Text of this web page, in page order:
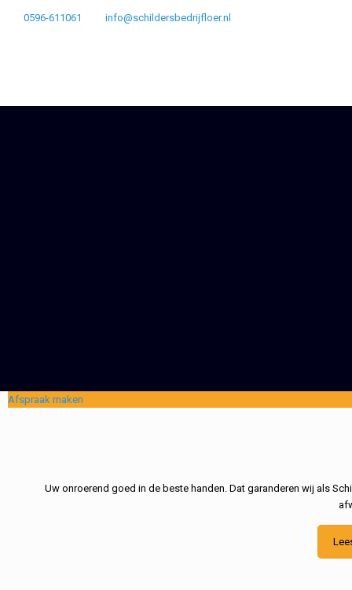
0596-611061 info@schildersbedrijfloer.nl
Afspraak maken
Uw onroerend goed in de beste handen. Dat garanderen wij als